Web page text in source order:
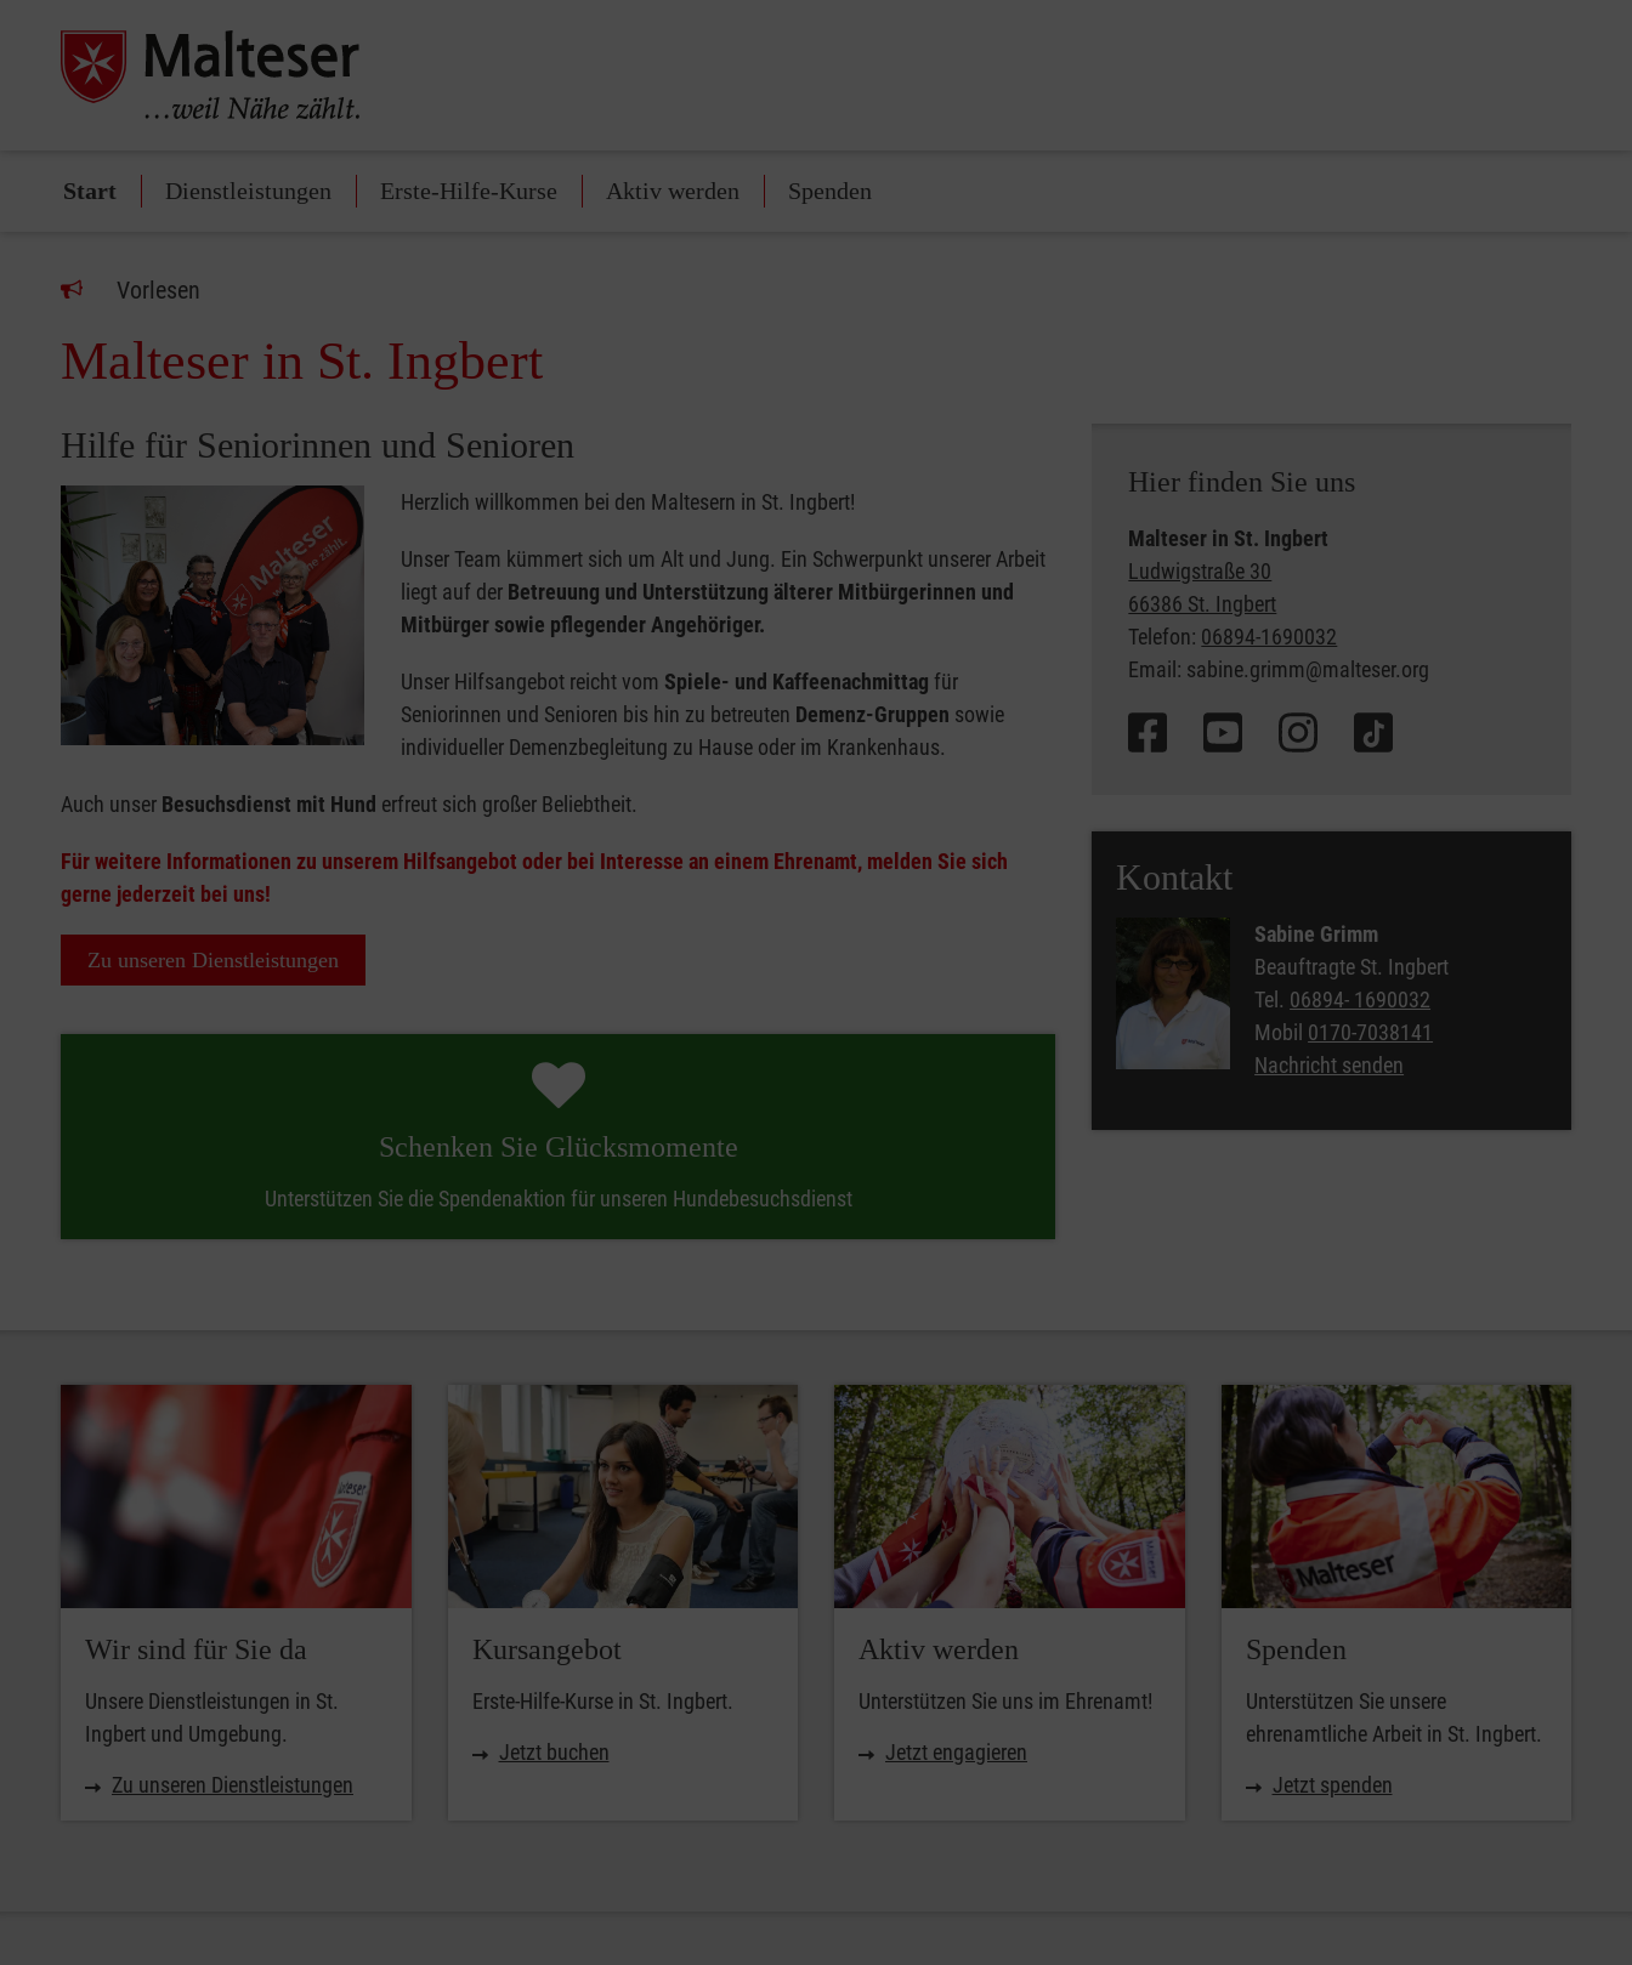
Start Dienstleistungen Erste-Hilfe-Kurse Aktiv werden Spenden
Vorlesen
Malteser in St. Ingbert
Hilfe für Seniorinnen und Senioren
Herzlich willkommen bei den Maltesern in St. Ingbert!
Unser Team kümmert sich um Alt und Jung. Ein Schwerpunkt unserer Arbeit
liegt auf der Betreuung und Unterstützung älterer Mitbürgerinnen und
Mitbürger sowie pflegender Angehöriger.
Unser Hilfsangebot reicht vom Spiele- und Kaffeenachmittag für
Seniorinnen und Senioren bis hin zu betreuten Demenz-Gruppen sowie
individueller Demenzbegleitung zu Hause oder im Krankenhaus.
Auch unser Besuchsdienst mit Hund erfreut sich großer Beliebtheit.
Für weitere Informationen zu unserem Hilfsangebot oder bei Interesse an einem Ehrenamt, melden Sie sich
gerne jederzeit bei uns!
Zu unseren Dienstleistungen
Schenken Sie Glücksmomente
Unterstützen Sie die Spendenaktion für unseren Hundebesuchsdienst
Hier finden Sie uns
Malteser in St. Ingbert
Ludwigstraße 30
66386 St. Ingbert
Telefon: 06894-1690032
Email: sabine.grimm@malteser.org
Kontakt
Sabine Grimm
Beauftragte St. Ingbert
Tel. 06894- 1690032
Mobil 0170-7038141
Nachricht senden
Wir sind für Sie da
Unsere Dienstleistungen in St.
Ingbert und Umgebung.
Zu unseren Dienstleistungen
Kursangebot
Erste-Hilfe-Kurse in St. Ingbert.
Jetzt buchen
Aktiv werden
Unterstützen Sie uns im Ehrenamt!
Jetzt engagieren
Spenden
Unterstützen Sie unsere
ehrenamtliche Arbeit in St. Ingbert.
Jetzt spenden